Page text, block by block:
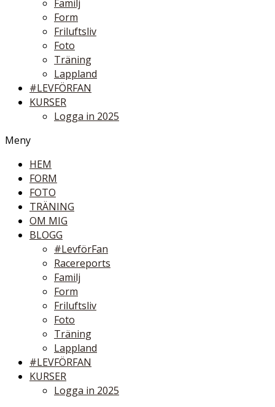
Familj
Form
Friluftsliv
Foto
Träning
Lappland
#LEVFÖRFAN
KURSER
Logga in 2025
Meny
HEM
FORM
FOTO
TRÄNING
OM MIG
BLOGG
#LevförFan
Racereports
Familj
Form
Friluftsliv
Foto
Träning
Lappland
#LEVFÖRFAN
KURSER
Logga in 2025